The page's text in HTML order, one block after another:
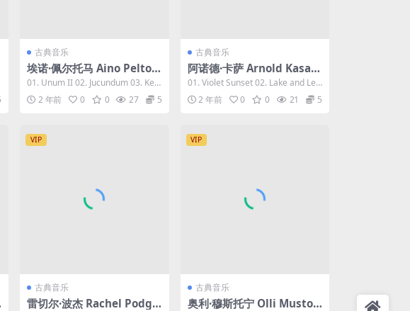
古典音乐
埃诺·佩尔托马 Aino Pelto
maa - Komorebi 2023 [24
bit/96kHz] [H-Res Flac 92
7.9MB]
01. Unum II 02. Jucundum 03. Kes
kellä ku...
2 年前 0 0 27 5
古典音乐
阿诺德·卡萨 Arnold Kasar -
My Favourite Colours 20
23 [24bit/96kHz] [H-Res F
lac 0.98GB]
01. Violet Sunset 02. Lake and Lea
f 03. ...
2 年前 0 0 21 5
VIP
古典音乐
雷切尔·波杰 Rachel Podge
VIP
古典音乐
奥利·穆斯托宁 Olli Muston